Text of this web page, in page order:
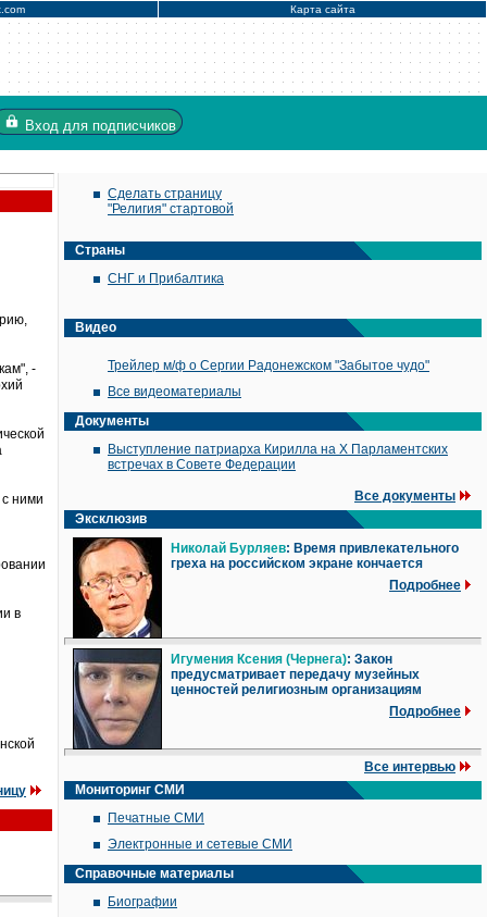
Карта сайта
Вход для подписчиков
-
ними
в
Сделать страницу
"Религия" стартовой
Страны
СНГ и Прибалтика
Видео
Трейлер м/ф о Сергии Радонежском "Забытое чудо"
Все видеоматериалы
Документы
Выступление патриарха Кирилла на X Парламентских
встречах в Совете Федерации
Все документы
Эксклюзив
Николай Бурляев: Время привлекательного
греха на российском экране кончается
Подробнее
Игумения Ксения (Чернега): Закон
предусматривает передачу музейных
ценностей религиозным организациям
Подробнее
Все интервью
Мониторинг СМИ
Печатные СМИ
Электронные и сетевые СМИ
Справочные материалы
Биографии